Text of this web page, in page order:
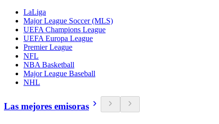
LaLiga
Major League Soccer (MLS)
UEFA Champions League
UEFA Europa League
Premier League
NFL
NBA Basketball
Major League Baseball
NHL
Las mejores emisoras